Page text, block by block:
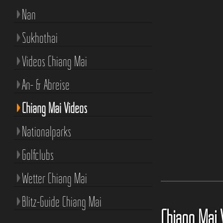
Chiang Mai
Nan
Sukhothai
Videos Chiang Mai
An- & Abreise
Chiang Mai Videos
Nationalparks
Golfclubs
Wetter Chiang Mai
Blitz-Guide Chiang Mai